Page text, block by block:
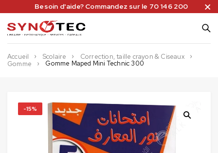
Besoin d'aide? Commandez sur le 70 146 200
Accueil Scolaire
Correction, taille crayon & Ciseaux
Gomme
Gomme Maped Mini Technic 300
-15%